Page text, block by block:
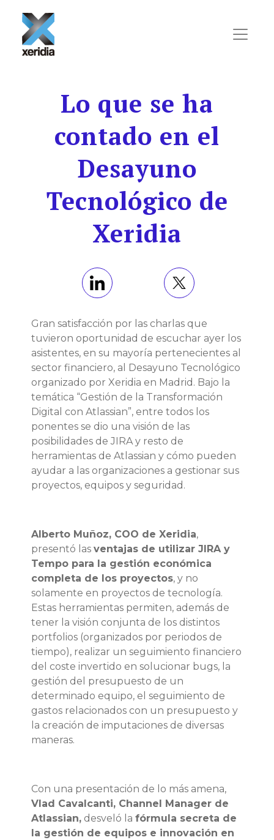
Lo que se ha
contado en el
Desayuno
Tecnológico de
Xeridia
Gran satisfacción por las charlas que
tuvieron oportunidad de escuchar ayer los
asistentes, en su mayoría pertenecientes al
sector financiero, al Desayuno Tecnológico
organizado por Xeridia en Madrid. Bajo la
temática “Gestión de la Transformación
Digital con Atlassian”, entre todos los
ponentes se dio una visión de las
posibilidades de JIRA y resto de
herramientas de Atlassian y cómo pueden
ayudar a las organizaciones a gestionar sus
proyectos, equipos y seguridad.
Alberto Muñoz, COO de Xeridia,
presentó las ventajas de utilizar JIRA y
Tempo para la gestión económica
completa de los proyectos, y no
solamente en proyectos de tecnología.
Estas herramientas permiten, además de
tener la visión conjunta de los distintos
portfolios (organizados por periodos de
tiempo), realizar un seguimiento financiero
del coste invertido en solucionar bugs, la
gestión del presupuesto de un
determinado equipo, el seguimiento de
gastos relacionados con un presupuesto y
la creación de imputaciones de diversas
maneras.
Con una presentación de lo más amena,
Vlad Cavalcanti, Channel Manager de
Atlassian, desveló la fórmula secreta de
la gestión de equipos e innovación en